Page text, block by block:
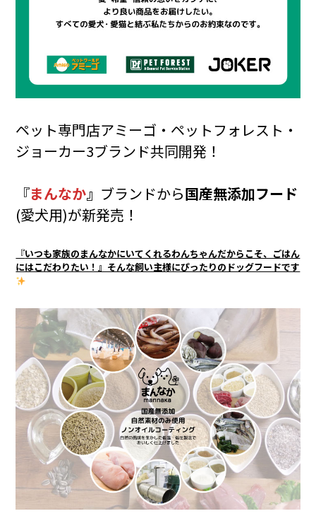
ペット専門店アミーゴ・ペットフォレスト・
ジョーカー3ブランド共同開発！
『まんなか』 ブランドから国産無添加フード
(愛犬用)が新発売！
『いつも家族のまんなかにいてくれるわんちゃんだからこそ、ごはん
にはこだわりたい！』そんな飼い主様にぴったりのドッグフードです